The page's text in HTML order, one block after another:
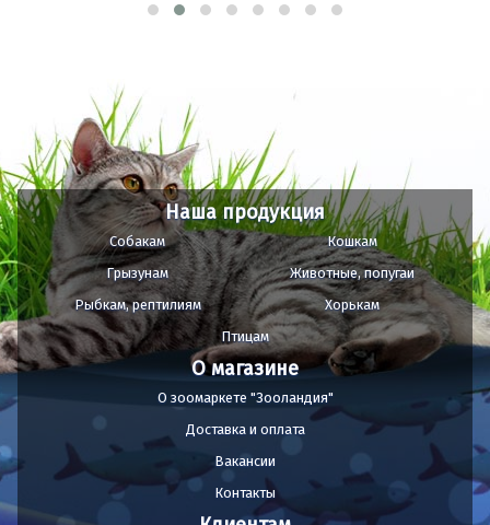
Наша продукция
Собакам
Кошкам
Грызунам
Животные, попугаи
Рыбкам, рептилиям
Хорькам
Птицам
О магазине
О зоомаркете "Зооландия"
Доставка и оплата
Вакансии
Контакты